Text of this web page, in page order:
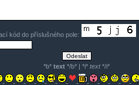
kód do příslušného pole:
*b*text */b* | *i*text*/i*